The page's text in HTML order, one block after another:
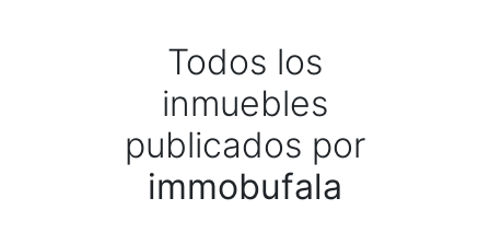
Todos los
inmuebles
publicados por
immobufala